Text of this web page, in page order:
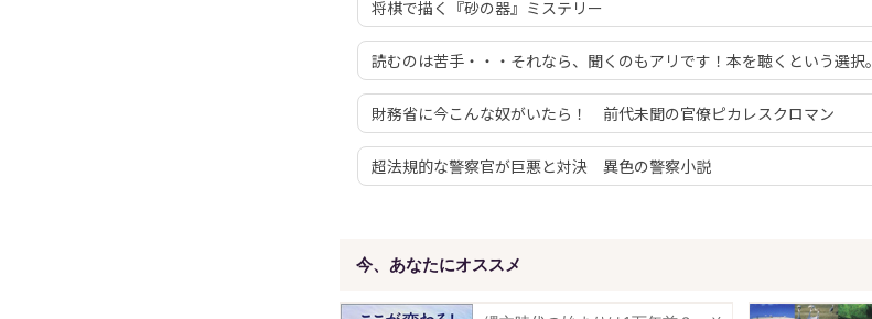
将棋で描く『砂の器』ミステリー
読むのは苦手・・・それなら、聞くのもアリです！本を聴くという選択。
財務省に今こんな奴がいたら！ 前代未聞の官僚ピカレスクロマン
超法規的な警察官が巨悪と対決 異色の警察小説
今、あなたにオススメ